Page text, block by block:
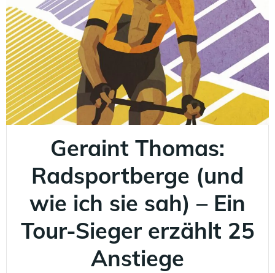
Geraint Thomas:
Radsportberge (und
wie ich sie sah) – Ein
Tour-Sieger erzählt 25
Anstiege